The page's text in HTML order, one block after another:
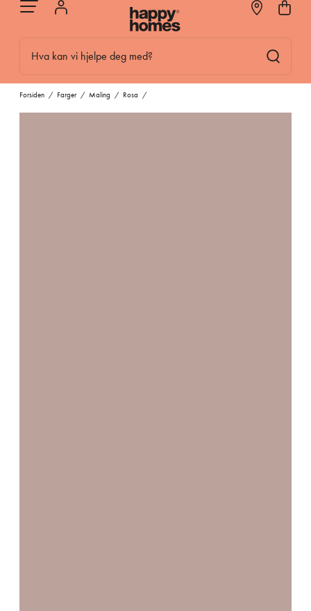
Hva kan vi hjelpe deg med?
Forsiden / Farger / Maling / Rosa /